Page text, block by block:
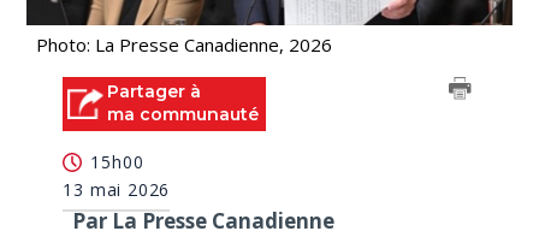
Photo: La Presse Canadienne, 2026
Partager à
ma communauté
15h00
13 mai 2026
Par La Presse Canadienne